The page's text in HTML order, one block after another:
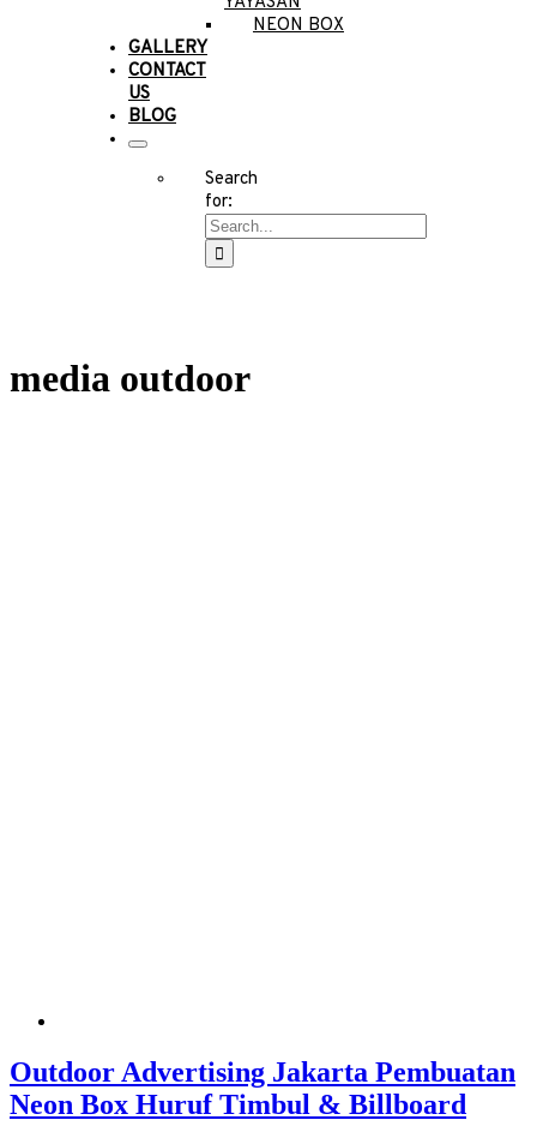
NEON BOX
GALLERY
CONTACT
US
BLOG
Search
for:
media outdoor
Outdoor Advertising Jakarta Pembuatan
Neon Box Huruf Timbul & Billboard